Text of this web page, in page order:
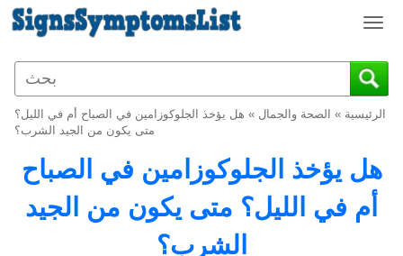
T
g
g
e
a
v
الرئيسية » الصحة والجمال » هل يؤخذ الجلوكوزامين في الصباح أم في الليل؟
متى يكون من الجيد الشرب؟
هل يؤخذ الجلوكوزامين في الصباح
أم في الليل؟ متى يكون من الجيد
الشرب؟